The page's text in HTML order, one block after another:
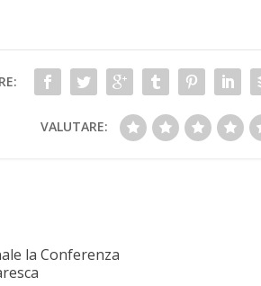
VALUTARE:
la Conferenza